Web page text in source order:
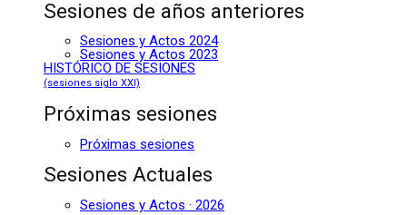
Sesiones de años anteriores
Sesiones y Actos 2024
Sesiones y Actos 2023
HISTÓRICO DE SESIONES
(sesiones siglo XXI)
Próximas sesiones
Próximas sesiones
Sesiones Actuales
Sesiones y Actos · 2026